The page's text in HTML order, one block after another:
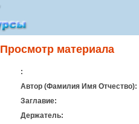
Просмотр материала
:
Автор (Фамилия Имя Отчество):
Заглавие:
Держатель: